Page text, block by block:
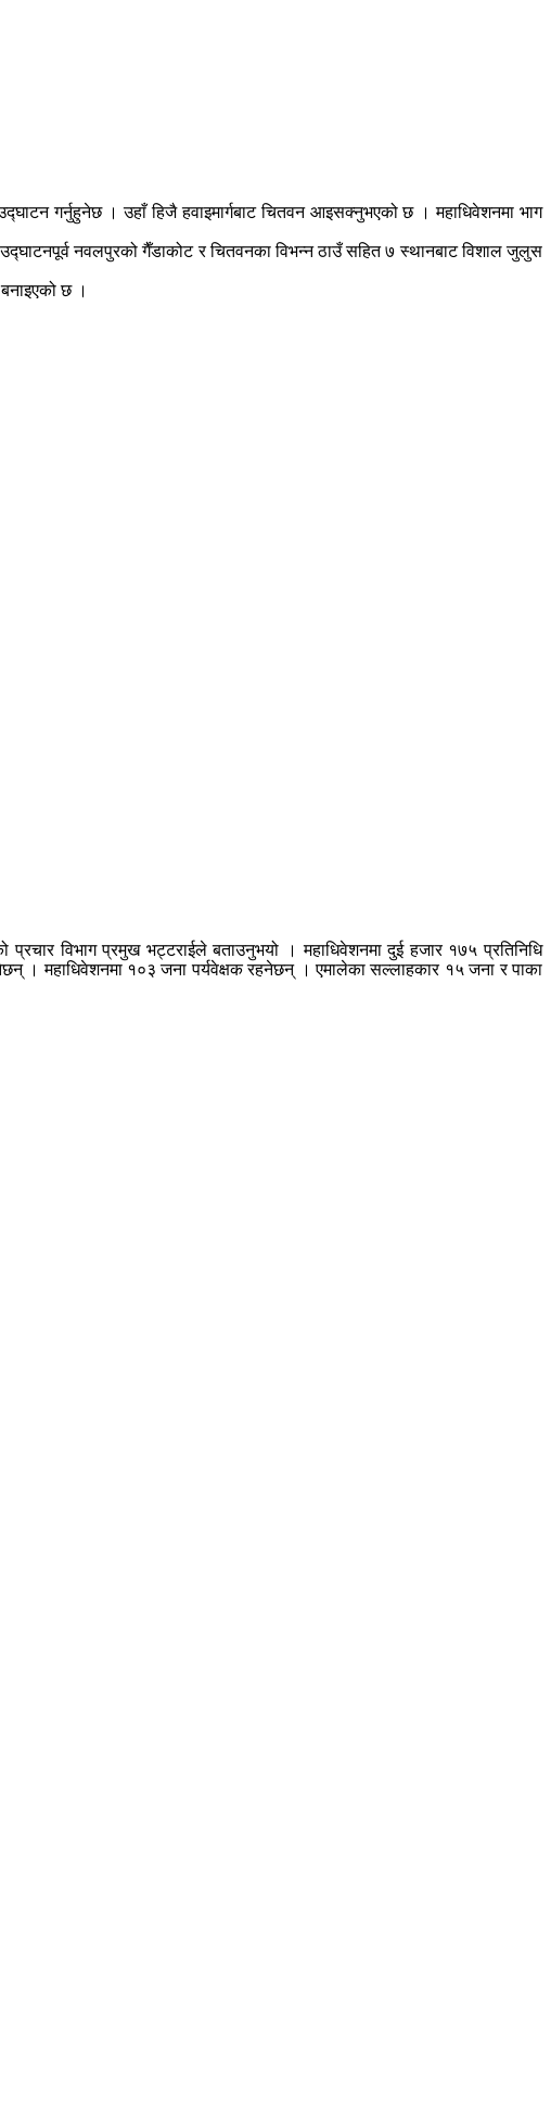
गर्नुहुनेछ । उहाँ हिजै हवाइमार्गबाट चितवन आइसक्नुभएको छ । महाधिवेशनमा भाग
नवलपुरको गैँडाकोट र चितवनका विभन्न ठाउँ सहित ७ स्थानबाट विशाल जुलुस
छ ।
प्रचार विभाग प्रमुख भट्टराईले बताउनुभयो । महाधिवेशनमा दुई हजार १७५ प्रतिनिधि
। महाधिवेशनमा १०३ जना पर्यवेक्षक रहनेछन् । एमालेका सल्लाहकार १५ जना र पाका